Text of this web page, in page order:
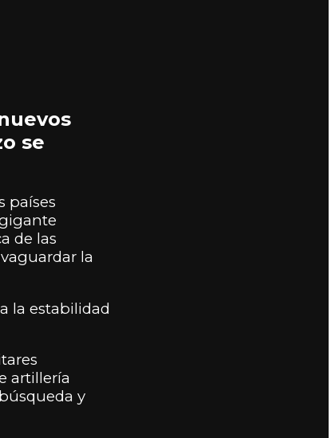
se
países
de las
la
la estabilidad
artillería
y